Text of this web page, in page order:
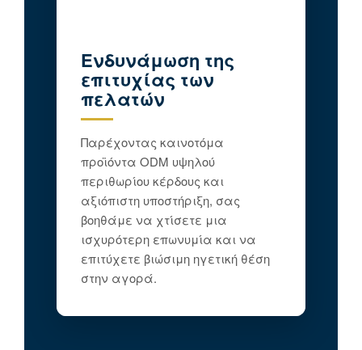
Ενδυνάμωση της
επιτυχίας των
πελατών
Παρέχοντας καινοτόμα
προϊόντα ODM υψηλού
περιθωρίου κέρδους και
αξιόπιστη υποστήριξη, σας
βοηθάμε να χτίσετε μια
ισχυρότερη επωνυμία και να
επιτύχετε βιώσιμη ηγετική θέση
στην αγορά.